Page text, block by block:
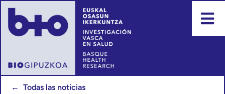
← Todas las noticias